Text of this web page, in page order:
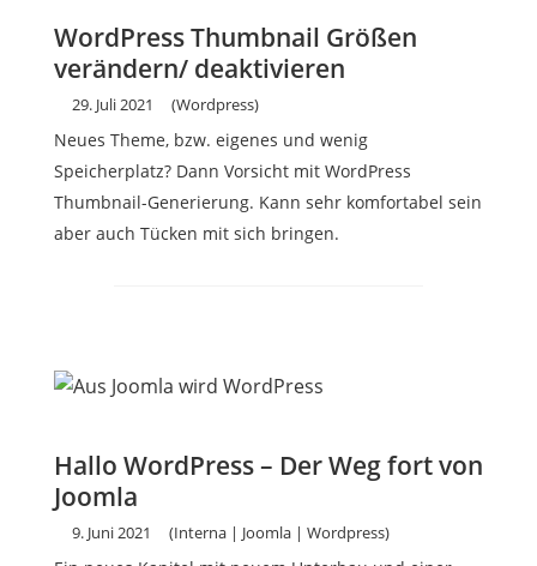
WordPress Thumbnail Größen
verändern/ deaktivieren
29. Juli 2021 (Wordpress)
Neues Theme, bzw. eigenes und wenig
Speicherplatz? Dann Vorsicht mit WordPress
Thumbnail-Generierung. Kann sehr komfortabel sein
aber auch Tücken mit sich bringen.
Hallo WordPress – Der Weg fort von
Joomla
9. Juni 2021 (Interna | Joomla | Wordpress)